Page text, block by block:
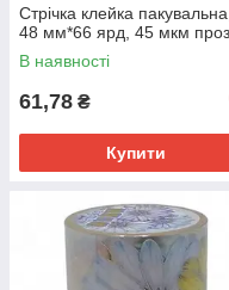
Стрічка клейка пакувальна,
48 мм*66 ярд, 45 мкм проз
В наявності
61,78 ₴
Купити